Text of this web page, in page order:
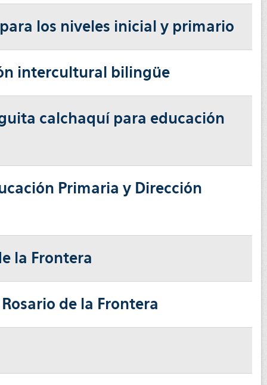
los niveles inicial y primario
intercultural bilingüe
calchaquí para educación
Primaria y Dirección
la Frontera
de la Frontera